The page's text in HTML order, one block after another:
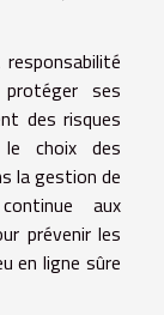
ses
des risques
choix des
la gestion de
aux
prévenir les
en ligne sûre